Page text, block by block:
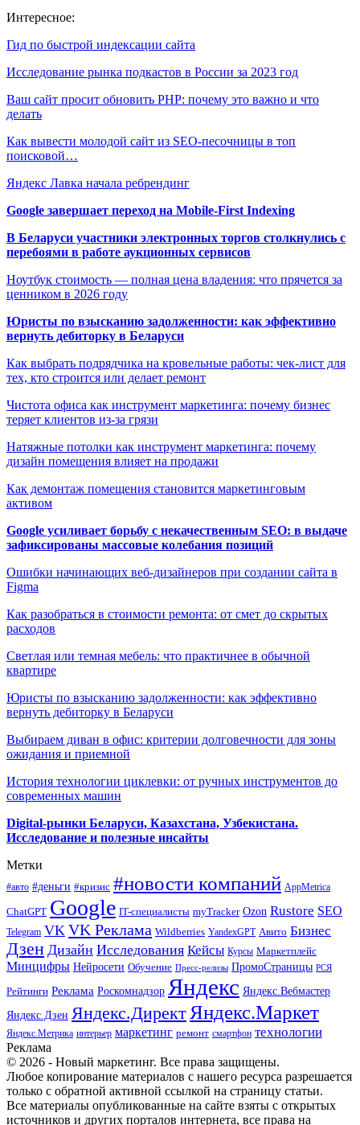
Интересное:
Гид по быстрой индексации сайта
Исследование рынка подкастов в России за 2023 год
Ваш сайт просит обновить PHP: почему это важно и что
делать
Как вывести молодой сайт из SEO-песочницы в топ
поисковой…
Яндекс Лавка начала ребрендинг
Google завершает переход на Mobile-First Indexing
В Беларуси участники электронных торгов столкнулись с
перебоями в работе аукционных сервисов
Ноутбук стоимость — полная цена владения: что прячется за
ценником в 2026 году
Юристы по взысканию задолженности: как эффективно
вернуть дебиторку в Беларуси
Как выбрать подрядчика на кровельные работы: чек-лист для
тех, кто строится или делает ремонт
Чистота офиса как инструмент маркетинга: почему бизнес
теряет клиентов из-за грязи
Натяжные потолки как инструмент маркетинга: почему
дизайн помещения влияет на продажи
Как демонтаж помещения становится маркетинговым
активом
Google усиливает борьбу с некачественным SEO: в выдаче
зафиксированы массовые колебания позиций
Ошибки начинающих веб-дизайнеров при создании сайта в
Figma
Как разобраться в стоимости ремонта: от смет до скрытых
расходов
Светлая или темная мебель: что практичнее в обычной
квартире
Юристы по взысканию задолженности: как эффективно
вернуть дебиторку в Беларуси
Выбираем диван в офис: критерии долговечности для зоны
ожидания и приемной
История технологии циклевки: от ручных инструментов до
современных машин
Digital-рынки Беларуси, Казахстана, Узбекистана.
Исследование и полезные инсайты
Метки
#авто #деньги #кризис #новости компаний AppMetrica
ChatGPT Google IT-специалисты myTracker Ozon Rustore SEO
Telegram VK VK Реклама Wildberries YandexGPT Авито Бизнес
Дзен Дизайн Исследования Кейсы Курсы Маркетплейс
Минцифры Нейросети Обучение Пресс-релизы ПромоСтраницы РСЯ
Рейтинги Реклама Роскомнадзор Яндекс Яндекс.Вебмастер
Яндекс.Дзен Яндекс.ДиректЯндекс.Маркет
Яндекс.Метрика интерьер маркетинг ремонт смартфон технологии
Реклама
© 2026 - Новый маркетинг. Все права защищены.
Любое копирование материалов с нашего ресурса разрешается
только с обратной активной ссылкой на страницу статьи.
Все материалы опубликованные на сайте взяты с открытых
источников и других порталов интернета, все права на